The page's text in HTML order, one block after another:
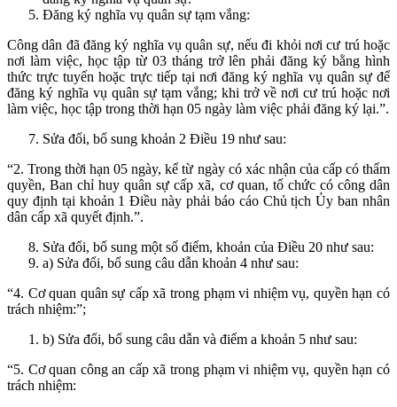
Đăng ký nghĩa vụ quân sự tạm vắng:
Công dân đã đăng ký nghĩa vụ quân sự, nếu đi khỏi nơi cư trú hoặc
nơi làm việc, học tập từ 03 tháng trở lên phải đăng ký bằng hình
thức trực tuyến hoặc trực tiếp tại nơi đăng ký nghĩa vụ quân sự để
đăng ký nghĩa vụ quân sự tạm vắng; khi trở về nơi cư trú hoặc nơi
làm việc, học tập trong thời hạn 05 ngày làm việc phải đăng ký lại.”.
Sửa đổi, bổ sung khoản 2 Điều 19 như sau:
“2. Trong thời hạn 05 ngày, kể từ ngày có xác nhận của cấp có thẩm
quyền, Ban chỉ huy quân sự cấp xã, cơ quan, tổ chức có công dân
quy định tại khoản 1 Điều này phải báo cáo Chủ tịch Ủy ban nhân
dân cấp xã quyết định.”.
Sửa đổi, bổ sung một số điểm, khoản của Điều 20 như sau:
a) Sửa đổi, bổ sung câu dẫn khoản 4 như sau:
“4. Cơ quan quân sự cấp xã trong phạm vi nhiệm vụ, quyền hạn có
trách nhiệm:”;
b) Sửa đổi, bổ sung câu dẫn và điểm a khoản 5 như sau:
“5. Cơ quan công an cấp xã trong phạm vi nhiệm vụ, quyền hạn có
trách nhiệm: